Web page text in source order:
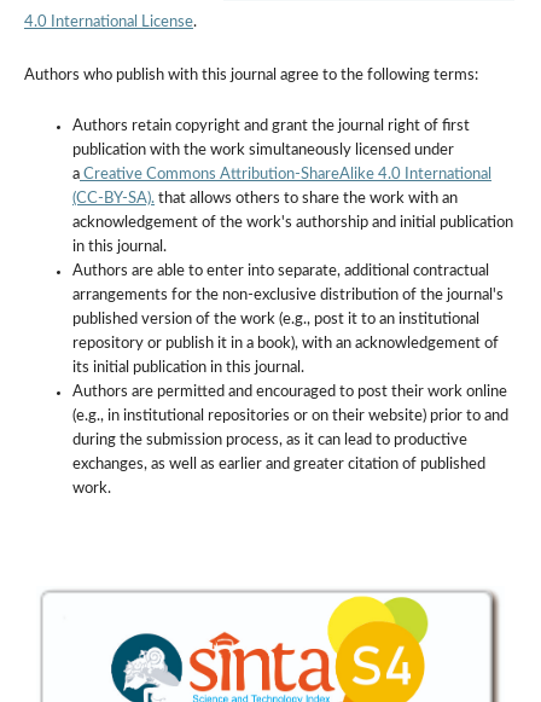
4.0 International License.
Authors who publish with this journal agree to the following terms:
Authors retain copyright and grant the journal right of first
publication with the work simultaneously licensed under
aCreative Commons Attribution-ShareAlike 4.0 International
(CC-BY-SA).that allows others to share the work with an
acknowledgement of the work's authorship and initial publication
in this journal.
Authors are able to enter into separate, additional contractual
arrangements for the non-exclusive distribution of the journal's
published version of the work (e.g., post it to an institutional
repository or publish it in a book), with an acknowledgement of
its initial publication in this journal.
Authors are permitted and encouraged to post their work online
(e.g., in institutional repositories or on their website) prior to and
during the submission process, as it can lead to productive
exchanges, as well as earlier and greater citation of published
work.